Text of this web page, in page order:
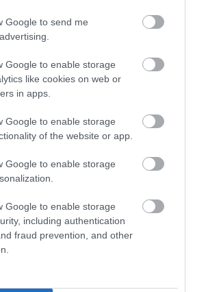
Google to send me
Google to enable storage
like cookies on web or
in apps.
Google to enable storage
of the website or app.
Google to enable storage
Google to enable storage
including authentication
fraud prevention, and other
All The Worms In The Body
172